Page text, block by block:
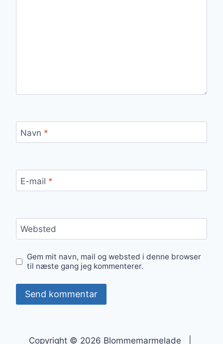
Navn *
E-mail *
Websted
Gem mit navn, mail og websted i denne browser
til næste gang jeg kommenterer.
Copyright © 2026 Blommemarmelade |